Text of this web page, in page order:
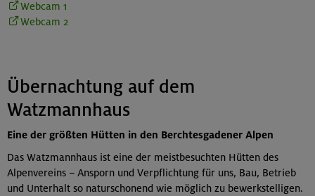
Webcam 1
Webcam 2
Übernachtung auf dem
Watzmannhaus
Eine der größten Hütten in den Berchtesgadener Alpen
Das Watzmannhaus ist eine der meistbesuchten Hütten des
Alpen­vereins – Ansporn und Verpflichtung für uns, Bau, Betrieb
und Unterhalt so naturschonend wie möglich zu bewerkstelligen.